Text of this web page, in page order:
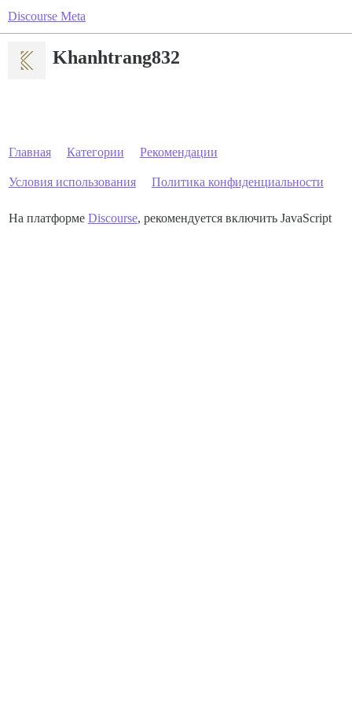
Discourse Meta
Khanhtrang832
Главная Категории Рекомендации
Условия использования Политика конфиденциальности
На платформе Discourse, рекомендуется включить JavaScript